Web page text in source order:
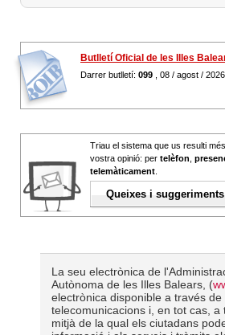
Butlletí Oficial de les Illes
Darrer butlletí: 099 , 08 / agost / 2026
Triau el sistema que us resulti
vostra opinió: per telèfon
telemàticament
Queixes i suggeriments
La seu electrònica de
Autònoma de les Illes Balears, (
electrònica disponible a través
telecomunicacions i, en tot cas,
mitjà de la qual els ciutadans